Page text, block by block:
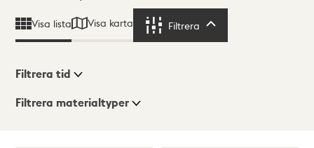
Visa lista Visa karta Filtrera
Visningsläge
Filtrera tid
Filtrera materialtyper